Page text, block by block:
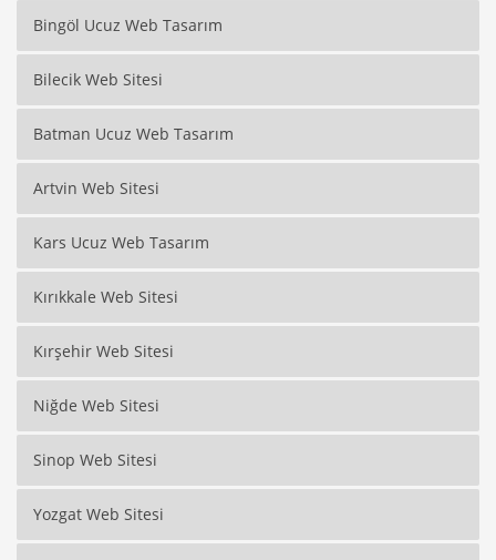
Bingöl Ucuz Web Tasarım
Bilecik Web Sitesi
Batman Ucuz Web Tasarım
Artvin Web Sitesi
Kars Ucuz Web Tasarım
Kırıkkale Web Sitesi
Kırşehir Web Sitesi
Niğde Web Sitesi
Sinop Web Sitesi
Yozgat Web Sitesi